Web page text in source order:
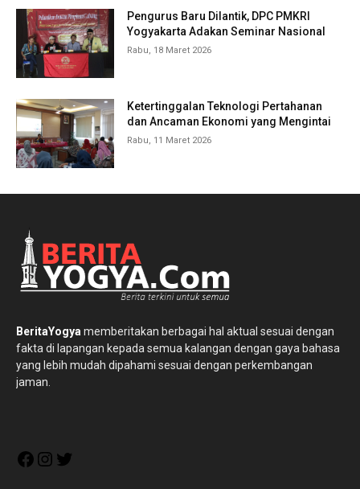
Pengurus Baru Dilantik, DPC PMKRI
Yogyakarta Adakan Seminar Nasional
Rabu, 18 Maret 2026
Ketertinggalan Teknologi Pertahanan
dan Ancaman Ekonomi yang Mengintai
Rabu, 11 Maret 2026
BeritaYogya memberitakan berbagai hal aktual sesuai dengan
fakta di lapangan kepada semua kalangan dengan gaya bahasa
yang lebih mudah dipahami sesuai dengan perkembangan
jaman.
FacebookInstagram